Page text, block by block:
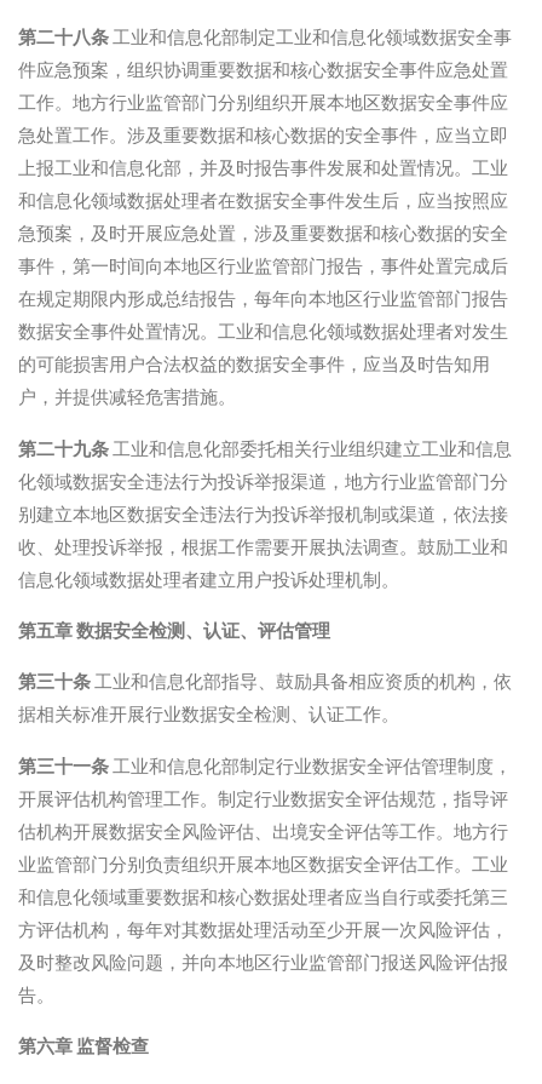
第二十八条工业和信息化部制定工业和信息化领域数据安全事
件应急预案，组织协调重要数据和核心数据安全事件应急处置
工作。地方行业监管部门分别组织开展本地区数据安全事件应
急处置工作。涉及重要数据和核心数据的安全事件，应当立即
上报工业和信息化部，并及时报告事件发展和处置情况。工业
和信息化领域数据处理者在数据安全事件发生后，应当按照应
急预案，及时开展应急处置，涉及重要数据和核心数据的安全
事件，第一时间向本地区行业监管部门报告，事件处置完成后
在规定期限内形成总结报告，每年向本地区行业监管部门报告
数据安全事件处置情况。工业和信息化领域数据处理者对发生
的可能损害用户合法权益的数据安全事件，应当及时告知用
户，并提供减轻危害措施。
第二十九条 工业和信息化部委托相关行业组织建立工业和信息
化领域数据安全违法行为投诉举报渠道，地方行业监管部门分
别建立本地区数据安全违法行为投诉举报机制或渠道，依法接
收、处理投诉举报，根据工作需要开展执法调查。鼓励工业和
信息化领域数据处理者建立用户投诉处理机制。
第五章 数据安全检测、认证、评估管理
第三十条工业和信息化部指导、鼓励具备相应资质的机构，依
据相关标准开展行业数据安全检测、认证工作。
第三十一条 工业和信息化部制定行业数据安全评估管理制度，
开展评估机构管理工作。制定行业数据安全评估规范，指导评
估机构开展数据安全风险评估、出境安全评估等工作。地方行
业监管部门分别负责组织开展本地区数据安全评估工作。工业
和信息化领域重要数据和核心数据处理者应当自行或委托第三
方评估机构，每年对其数据处理活动至少开展一次风险评估，
及时整改风险问题，并向本地区行业监管部门报送风险评估报
告。
第六章 监督检查